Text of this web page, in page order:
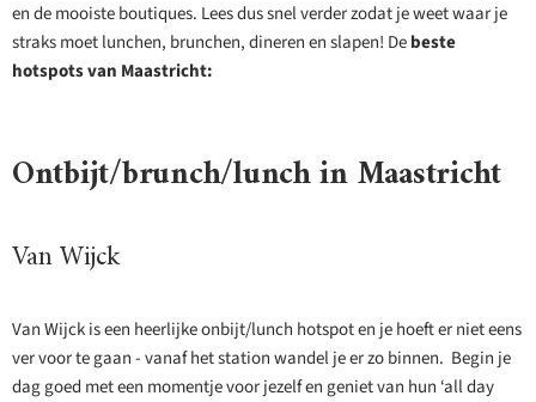
en de mooiste boutiques. Lees dus snel verder zodat je weet waar je
straks moet lunchen, brunchen, dineren en slapen! Debeste
hotspots van Maastricht:
Ontbijt/brunch/lunch in Maastricht
Van Wijck
Van Wijck is een heerlijke onbijt/lunch hotspot en je hoeft er niet eens
ver voor te gaan - vanaf het station wandel je er zo binnen. Begin je
dag goed met een momentje voor jezelf en geniet van hun ‘all day